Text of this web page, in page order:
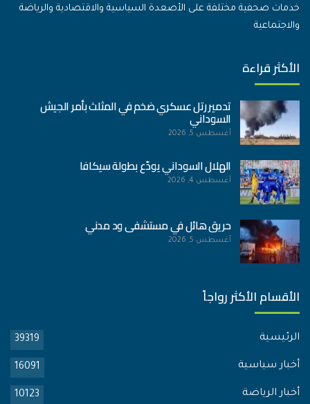
خدمات صحفية مختلفة على الأصعدة السياسية والاقتصادية والرياضة
والاجتماعية
الأكثر قراءة
تدمير رتل عسكري ضخم في المثلث بأمر الجيش
السوداني
أغسطس 5, 2026
الهلال السوداني يودّع بطولة سيكافا
أغسطس 4, 2026
حريق هائل في مستشفى ود مدني
أغسطس 5, 2026
الأقسام الأكثر رواجاً
الرئيسية 39319
أخبار سياسية 16091
أخبار الرياضة 10123